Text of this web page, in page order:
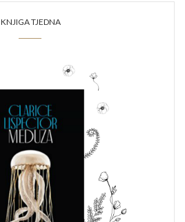
KNJIGA TJEDNA